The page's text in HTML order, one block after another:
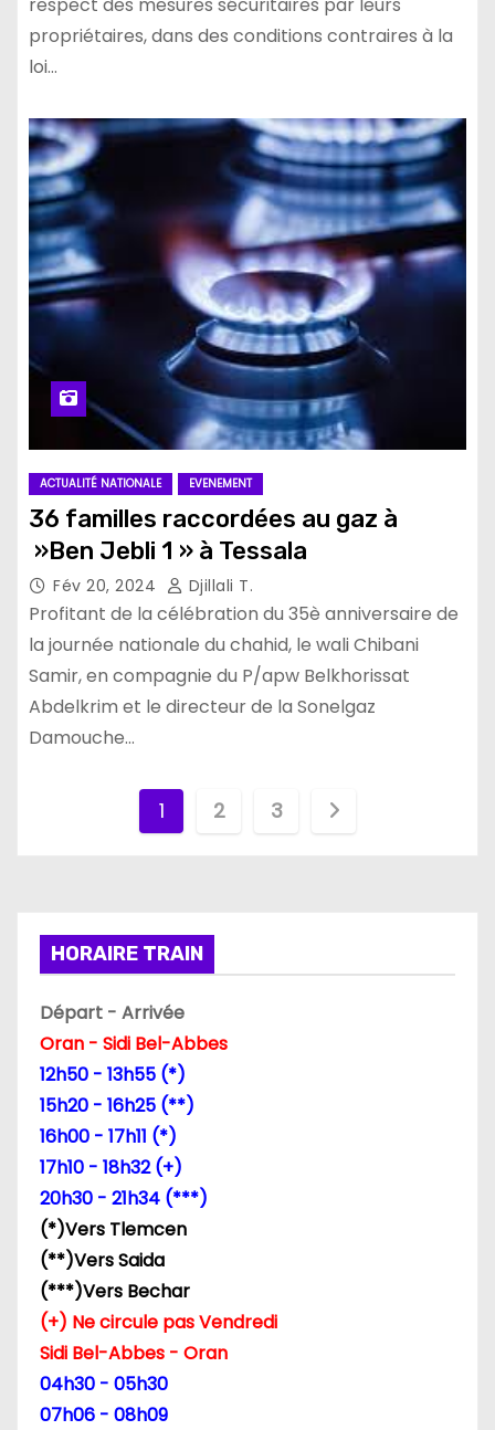
propriétaires, dans des conditions contraires à la
loi…
ACTUALITÉ NATIONALE EVENEMENT
36 familles raccordées au gaz à
»Ben Jebli 1 » à Tessala
Fév 20, 2024 Djillali T.
Profitant de la célébration du 35è anniversaire de
la journée nationale du chahid, le wali Chibani
Samir, en compagnie du P/apw Belkhorissat
Abdelkrim et le directeur de la Sonelgaz
Damouche…
i
n
a
t
i
o
n
d
e
s
p
1 2 3
HORAIRE TRAIN
Départ - Arrivée
Oran - Sidi Bel-Abbes
12h50 - 13h55 (*)
15h20 - 16h25 (**)
16h00 - 17h11 (*)
17h10 - 18h32 (+)
20h30 - 21h34 (***)
(*)Vers Tlemcen
(**)Vers Saida
(***)Vers Bechar
(+) Ne circule pas Vendredi
Sidi Bel-Abbes - Oran
04h30 - 05h30
07h06 - 08h09